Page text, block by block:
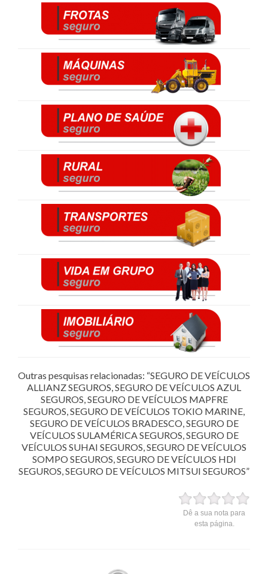
Outras pesquisas relacionadas: “SEGURO DE VEÍCULOS
ALLIANZ SEGUROS, SEGURO DE VEÍCULOS AZUL
SEGUROS, SEGURO DE VEÍCULOS MAPFRE
SEGUROS, SEGURO DE VEÍCULOS TOKIO MARINE,
SEGURO DE VEÍCULOS BRADESCO, SEGURO DE
VEÍCULOS SULAMÉRICA SEGUROS, SEGURO DE
VEÍCULOS SUHAI SEGUROS, SEGURO DE VEÍCULOS
SOMPO SEGUROS, SEGURO DE VEÍCULOS HDI
SEGUROS, SEGURO DE VEÍCULOS MITSUI SEGUROS”
Dê a sua nota para
esta página.